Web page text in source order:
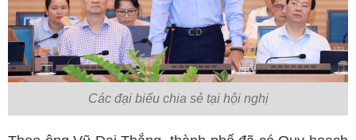
Các đại biểu chia sẻ tại hội nghị